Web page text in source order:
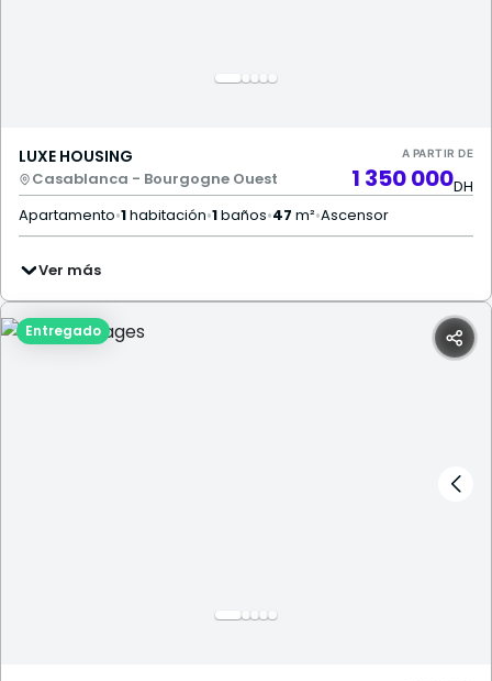
LUXE HOUSING
Casablanca - Bourgogne Ouest
A PARTIR DE
1 350 000DH
Apartamento•1habitación•1baños•47 m²•Ascensor
Ver más
Entregado